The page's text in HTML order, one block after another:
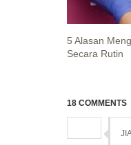
5 Alasan
Secara Rutin
18 COMMENTS